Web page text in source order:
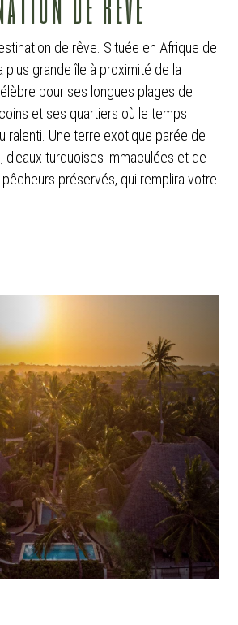
de rêve. Située en Afrique de
plus grande île à proximité de la
pour ses longues plages de
et ses quartiers où le temps
ralenti. Une terre exotique parée de
turquoises immaculées et de
préservés, qui remplira votre